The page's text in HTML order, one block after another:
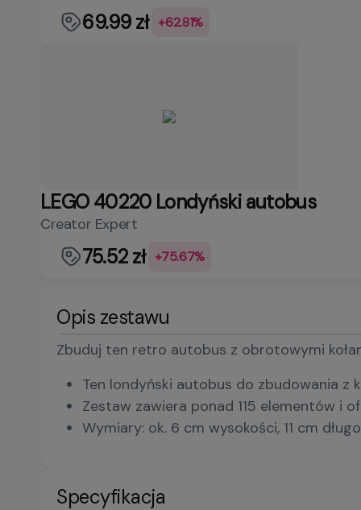
69.99 zł +62.81%
LEGO 40220 Londyński autobus
Creator Expert
75.52 zł +75.67%
Opis zestawu
Zbuduj ten retro autobus z obrotowymi
Ten londyński autobus do zbudowania z
Zestaw zawiera ponad 115 elementów i
Wymiary: ok. 6 cm wysokości, 11 cm
Specyfikacja